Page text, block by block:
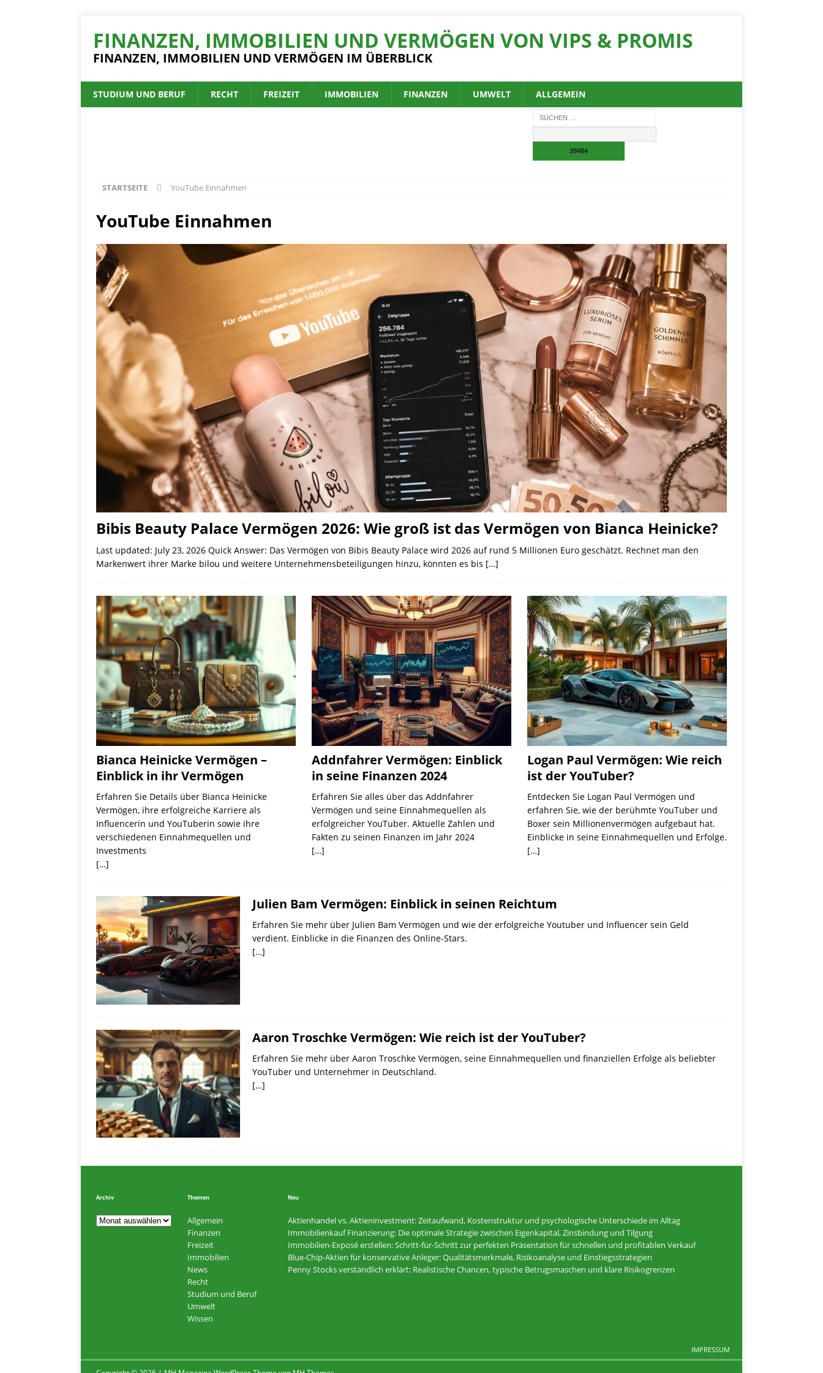
FINANZEN, IMMOBILIEN UND VERMÖGEN VON VIPS & PROMIS
FINANZEN, IMMOBILIEN UND VERMÖGEN IM ÜBERBLICK
STUDIUM UND BERUF RECHT FREIZEIT IMMOBILIEN FINANZEN UMWELT ALLGEMEIN
STARTSEITE YouTube Einnahmen
YouTube Einnahmen
Bibis Beauty Palace Vermögen 2026: Wie groß ist das Vermögen von Bianca Heinicke?
Last updated: July 23, 2026 Quick Answer: Das Vermögen von Bibis Beauty Palace wird 2026 auf rund 5 Millionen Euro geschätzt. Rechnet man den
Markenwert ihrer Marke bilou und weitere Unternehmensbeteiligungen hinzu, könnten es bis […]
Bianca Heinicke Vermögen –
Einblick in ihr Vermögen
Erfahren Sie Details über Bianca Heinicke
Vermögen, ihre erfolgreiche Karriere als
Influencerin und YouTuberin sowie ihre
verschiedenen Einnahmequellen und
Investments
[…]
Addnfahrer Vermögen: Einblick
in seine Finanzen 2024
Erfahren Sie alles über das Addnfahrer
Vermögen und seine Einnahmequellen als
erfolgreicher YouTuber. Aktuelle Zahlen und
Fakten zu seinen Finanzen im Jahr 2024
[…]
Logan Paul Vermögen: Wie reich
ist der YouTuber?
Entdecken Sie Logan Paul Vermögen und
erfahren Sie, wie der berühmte YouTuber und
Boxer sein Millionenvermögen aufgebaut hat.
Einblicke in seine Einnahmequellen und Erfolge.
[…]
Julien Bam Vermögen: Einblick in seinen Reichtum
Erfahren Sie mehr über Julien Bam Vermögen und wie der erfolgreiche Youtuber und Influencer sein Geld
verdient. Einblicke in die Finanzen des Online-Stars.
[…]
Aaron Troschke Vermögen: Wie reich ist der YouTuber?
Erfahren Sie mehr über Aaron Troschke Vermögen, seine Einnahmequellen und finanziellen Erfolge als beliebter
YouTuber und Unternehmer in Deutschland.
[…]
Archiv Themen
Allgemein
Finanzen
Freizeit
Immobilien
News
Recht
Studium und Beruf
Umwelt
Wissen
Neu
Aktienhandel vs. Aktieninvestment: Zeitaufwand, Kostenstruktur und psychologische Unterschiede im Alltag
Immobilienkauf Finanzierung: Die optimale Strategie zwischen Eigenkapital, Zinsbindung und Tilgung
Immobilien-Exposé erstellen: Schritt-für-Schritt zur perfekten Präsentation für schnellen und profitablen Verkauf
Blue-Chip-Aktien für konservative Anleger: Qualitätsmerkmale, Risikoanalyse und Einstiegsstrategien
Penny Stocks verständlich erklärt: Realistische Chancen, typische Betrugsmaschen und klare Risikogrenzen
IMPRESSUM